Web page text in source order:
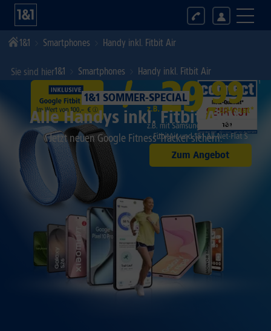
1&1 Smartphones Handy inkl. Fitbit Air
Sie sind hier1&1 Smartphones Handy inkl. Fitbit Air
Zum Angebot
1&1 SOMMER-SPECIAL
Alle Handys inkl. Fitbit Air!*
Jetzt neuen Google Fitness-Tracker sichern.